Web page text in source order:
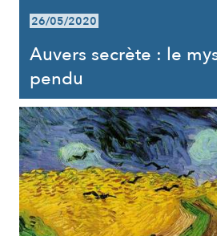
26/05/2020
Auvers secrète : le
pendu